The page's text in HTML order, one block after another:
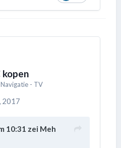
kopen
- TV
2017
10:31 zei Meh